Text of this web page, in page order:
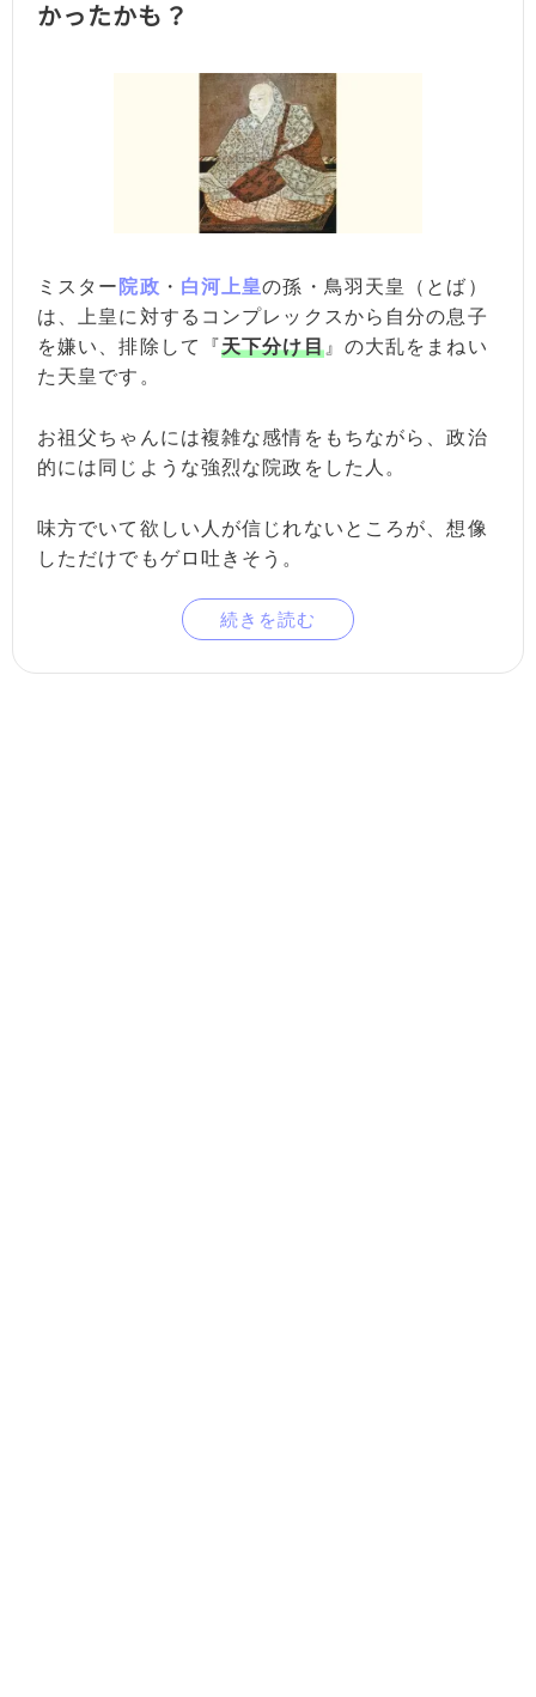
かったかも？
ミスター 院政 ・ 白河上皇の孫・鳥羽天皇（とば）
は、上皇に対するコンプレックスから自分の息子
を嫌い、排除して『天下分け目』の大乱をまねい
た天皇です。
お祖父ちゃんには複雑な感情をもちながら、政治
的には同じような強烈な院政をした人。
味方でいて欲しい人が信じれないところが、想像
しただけでもゲロ吐きそう。
続きを読む